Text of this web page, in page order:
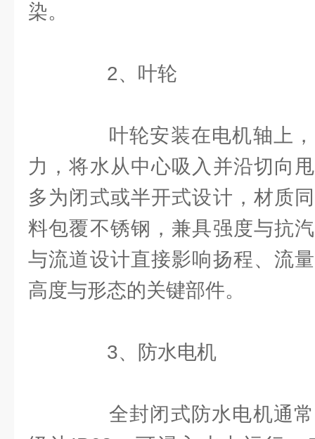
染。
2、叶轮
叶轮安装在电机轴上，
力，将水从中心吸入并沿切向
多为闭式或半开式设计，材质
料包覆不锈钢，兼具强度与抗
与流道设计直接影响扬程、流
高度与形态的关键部件。
3、防水电机
全封闭式防水电机通常